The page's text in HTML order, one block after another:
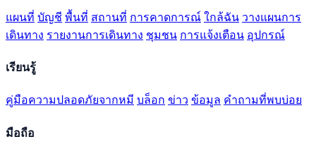
แผนที่ บัญชี พื้นที่ สถานที่ การคาดการณ์ใกล้ฉัน วางแผนการ
เดินทาง รายงานการเดินทาง ชุมชน การแจ้งเตือน อุปกรณ์
เรียนรู้
คู่มือความปลอดภัยจากหมี บล็อก ข่าว ข้อมูล คำถามที่พบบ่อย
มือถือ